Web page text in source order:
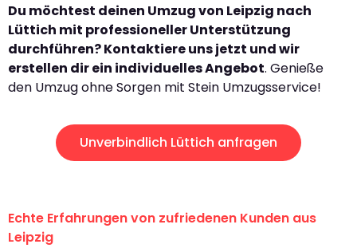
Du möchtest deinen Umzug von Leipzig nach
Lüttich mit professioneller Unterstützung
durchführen? Kontaktiere uns jetzt und wir
erstellen dir ein individuelles Angebot. Genieße
den Umzug ohne Sorgen mit Stein Umzugsservice!
Unverbindlich Lüttich anfragen
Echte Erfahrungen von zufriedenen Kunden aus
Leipzig